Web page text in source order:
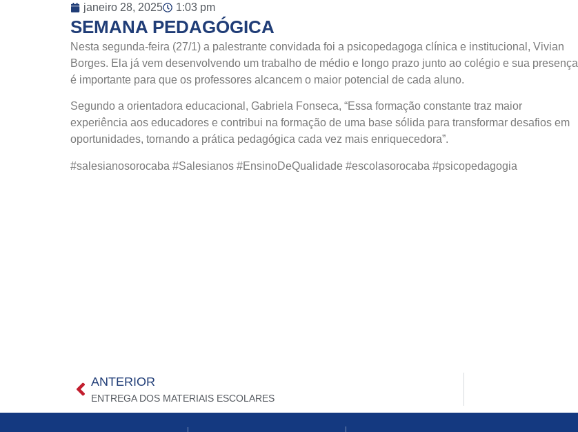
janeiro 28, 2025 1:03 pm
SEMANA PEDAGÓGICA
Nesta segunda-feira (27/1) a palestrante convidada foi a psicopedagoga clínica e institucional, Vivian
Borges. Ela já vem desenvolvendo um trabalho de médio e longo prazo junto ao colégio e sua presença
é importante para que os professores alcancem o maior potencial de cada aluno.
Segundo a orientadora educacional, Gabriela Fonseca, “Essa formação constante traz maior
experiência aos educadores e contribui na formação de uma base sólida para transformar desafios em
oportunidades, tornando a prática pedagógica cada vez mais enriquecedora”.
#salesianosorocaba #Salesianos #EnsinoDeQualidade #escolasorocaba #psicopedagogia
ANTERIOR
ENTREGA DOS MATERIAIS ESCOLARES